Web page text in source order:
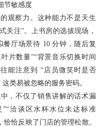
节敏感度
观察力。这种能力不是天生
关注”。上书房的选拔现场，
厅场景待 10 分钟，随后复
片数量”“背景音乐切换时间
能注意到 “店员微笑时是否
类易被忽略的服务密码。
，不仅了销售讲解的话术漏
洽谈区水杯水位未达标准
恰反映了门店的管理松散。